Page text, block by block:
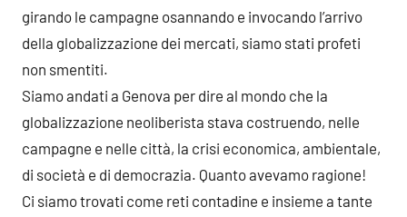
girando le campagne osannando e invocando l’arrivo
della globalizzazione dei mercati, siamo stati profeti
non smentiti.
Siamo andati a Genova per dire al mondo che la
globalizzazione neoliberista stava costruendo, nelle
campagne e nelle città, la crisi economica, ambientale,
di società e di democrazia. Quanto avevamo ragione!
Ci siamo trovati come reti contadine e insieme a tante